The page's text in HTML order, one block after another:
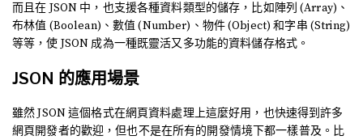
而且在 JSON 中，也支援各種資料類型的儲存，比如陣列 (Array)、
布林值 (Boolean)、數值 (Number)、物件 (Object) 和字串 (String)
等等，使 JSON 成為一種既靈活又多功能的資料儲存格式。
JSON 的應用場景
雖然 JSON 這個格式在網頁資料處理上這麼好用，也快速得到許多
網頁開發者的歡迎，但也不是在所有的開發情境下都一樣普及。比